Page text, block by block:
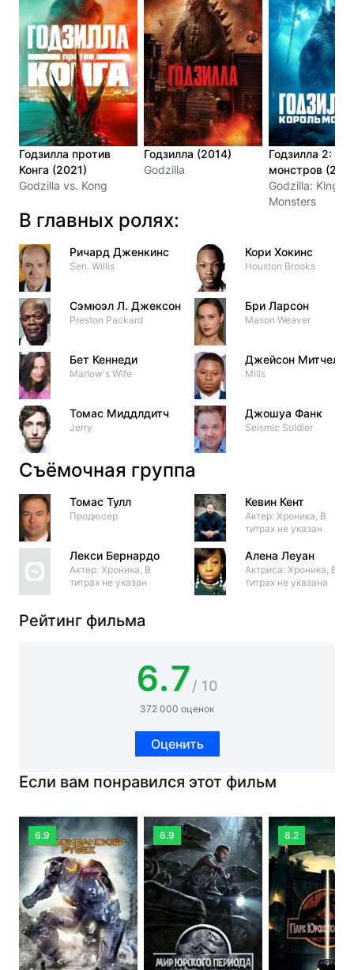
Годзилла против
Конга (2021)
Godzilla vs. Kong
Годзилла (2014)
Godzilla
Годзилла 2:
монстров
Godzilla: King
Monsters
В главных ролях:
Ричард Дженкинс
Sen. Willis
Сэмюэл Л. Джексон
Preston Packard
Бет Кеннеди
Marlow's Wife
Томас Миддлдитч
Jerry
Кори Хокинс
Houston Brooks
Бри Ларсон
Mason Weaver
Джейсон Митчелл
Mills
Джошуа Фанк
Seismic Soldier
Съёмочная группа
Томас Тулл
Продюсер
Лекси Бернардо
Актер: Хроника, В
титрах не указан
Кевин Кент
Актер: Хроника, В
титрах не указан
Алена Леуан
Актриса: Хроника, В
титрах не указана
Рейтинг фильма
6.7/ 10
372 000 оценок
Оценить
Если вам понравился этот фильм
6.9 6.9 8.2